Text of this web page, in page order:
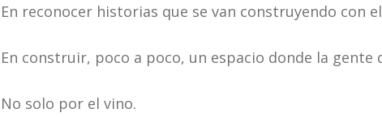
En reconocer historias que se van construyendo con
En construir, poco a poco, un espacio donde la gente
No solo por el vino.